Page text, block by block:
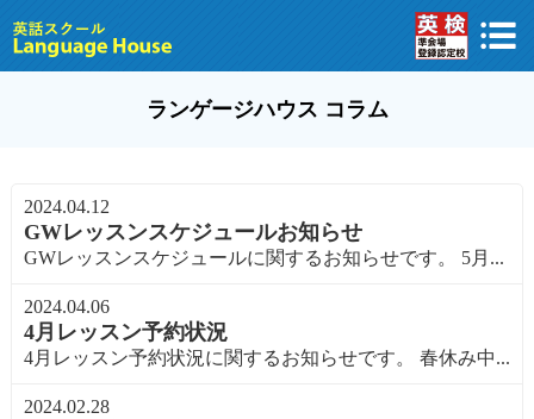
ランゲージハウス コラム
2024.04.12
GWレッスンスケジュールお知らせ
GWレッスンスケジュールに関するお知らせです。 5月...
2024.04.06
4月レッスン予約状況
4月レッスン予約状況に関するお知らせです。 春休み中...
2024.02.28